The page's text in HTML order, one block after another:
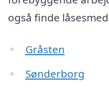
også finde
Gråsten
Sønderborg